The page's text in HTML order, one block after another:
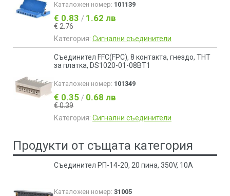
Каталожен номер: 101139
€ 0.83 / 1.62 лв
€ 2.76
Категория: Сигнални съединители
Съединител FFC(FPC), 8 контакта, гнездо, THT
за платка, DS1020-01-08BT1
Каталожен номер: 101349
€ 0.35 / 0.68 лв
€ 0.39
Категория: Сигнални съединители
Продукти от същата категория
Съединител РП-14-20, 20 пина, 350V, 10A
Каталожен номер: 31005